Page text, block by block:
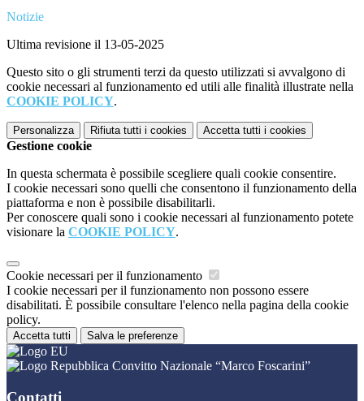
Notizie
Ultima revisione il 13-05-2025
Questo sito o gli strumenti terzi da questo utilizzati si avvalgono di
cookie necessari al funzionamento ed utili alle finalità illustrate nella
COOKIE POLICY.
Personalizza Rifiuta tutti i cookies Accetta tutti i cookies
Gestione cookie
In questa schermata è possibile scegliere quali cookie consentire.
I cookie necessari sono quelli che consentono il funzionamento della
piattaforma e non è possibile disabilitarli.
Per conoscere quali sono i cookie necessari al funzionamento potete
visionare la COOKIE POLICY.
Cookie necessari per il funzionamento
I cookie necessari per il funzionamento non possono essere
disabilitati. È possibile consultare l'elenco nella pagina della cookie
policy.
Accetta tutti Salva le preferenze
Convitto Nazionale “Marco Foscarini”
Contatti